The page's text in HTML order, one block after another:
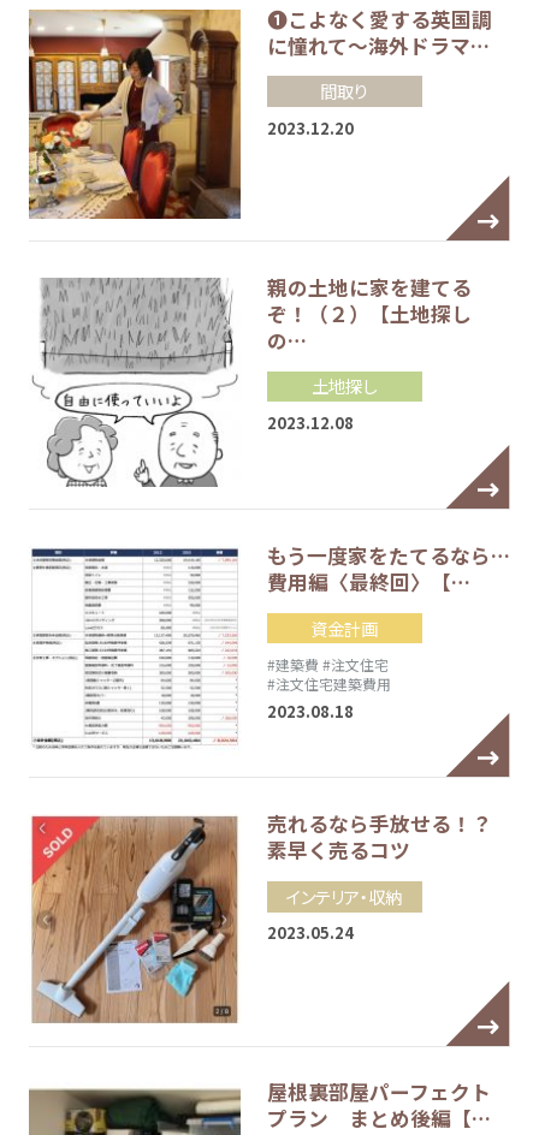
❶こよなく愛する英国調
に憧れて～海外ドラマ…
間取り
2023.12.20
親の土地に家を建てる
ぞ！（２）【土地探し
の…
土地探し
2023.12.08
もう一度家をたてるなら…
費用編〈最終回〉【…
資金計画
#建築費 #注文住宅
#注文住宅建築費用
2023.08.18
売れるなら手放せる！？
素早く売るコツ
インテリア・収納
2023.05.24
屋根裏部屋パーフェクト
プラン まとめ後編【…